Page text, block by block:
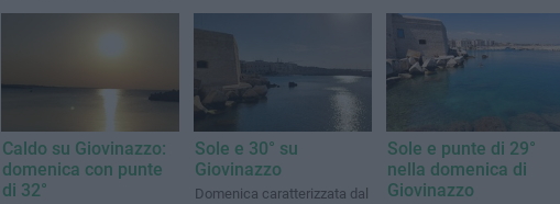
martedì 21 luglio
Caldo su Giovinazzo:
domenica con punte
di 32°
Sole e 30° su
Giovinazzo
Domenica caratterizzata dal
Sole e punte di 29°
nella domenica di
Giovinazzo